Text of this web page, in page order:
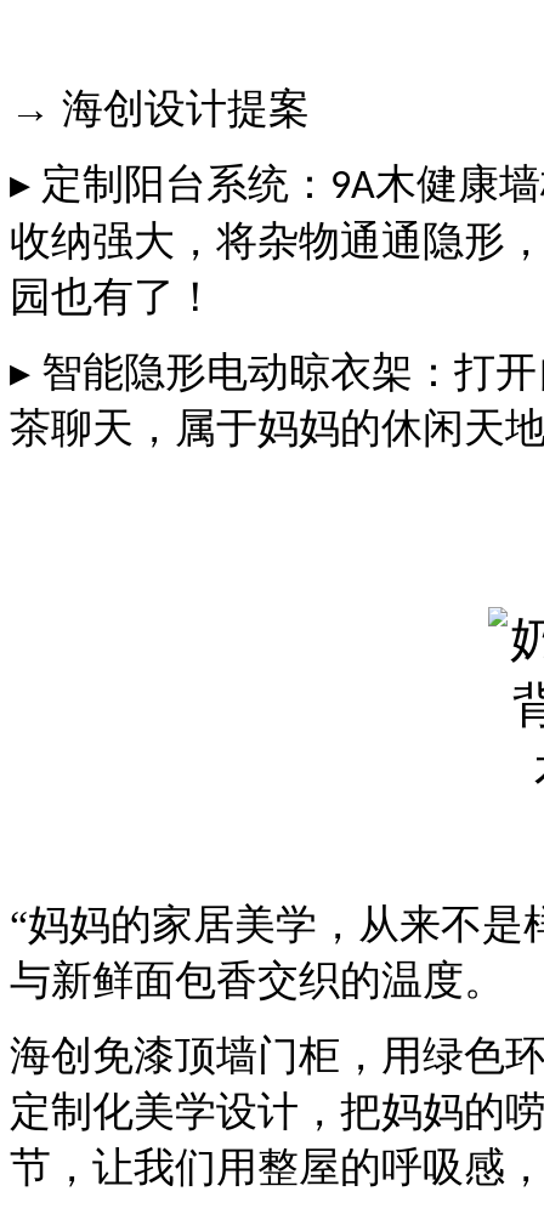
→ 海创设计提案
▸ 定制阳台系统： 9A木健康
收纳强大 ，将杂物通通隐形
园也有了！
▸ 智能隐形电动晾衣架：打
茶聊天，属于妈妈的休闲天
“妈妈的家居美学，从来不
与新鲜面包香交织的温度。
海创免漆顶墙门柜，用绿色
定制化美学设计，把妈妈的
节，让我们用整屋的呼吸感